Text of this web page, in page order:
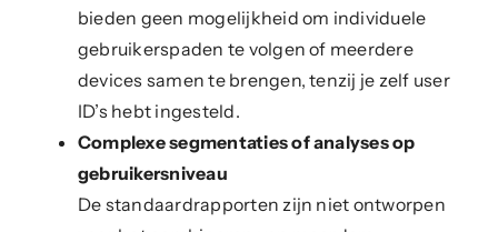
bieden geen mogelijkheid om individuele
gebruikerspaden te volgen of meerdere
devices samen te brengen, tenzij je zelf user
ID’s hebt ingesteld.
Complexe segmentaties of analyses op
gebruikersniveau
De standaardrapporten zijn niet ontworpen